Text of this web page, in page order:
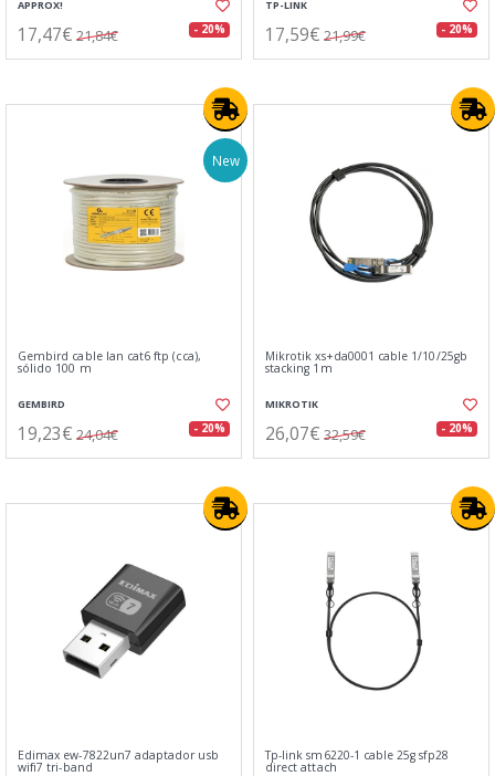
APPROX!
17,47€ 21,84€ - 20%
TP-LINK
17,59€ 21,99€ - 20%
New
Gembird cable lan cat6 ftp (cca),
sólido 100 m
GEMBIRD
19,23€ 24,04€ - 20%
Mikrotik xs+da0001 cable 1/10/25gb
stacking 1m
MIKROTIK
26,07€ 32,59€ - 20%
Edimax ew-7822un7 adaptador usb
wifi7 tri-band
Tp-link sm6220-1 cable 25g sfp28
direct attach